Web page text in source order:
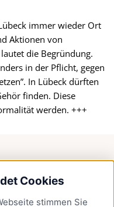
Cookies
stimmen Sie
immer wieder Ort
Aktionen von
die Begründung.
in der Pflicht, gegen
In Lübeck dürften
finden. Diese
werden. +++